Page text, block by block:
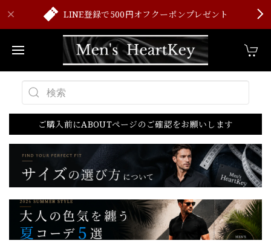
LINE登録で500円オフクーポンプレゼント
ご購入前にABOUTページのご確認をお願いします